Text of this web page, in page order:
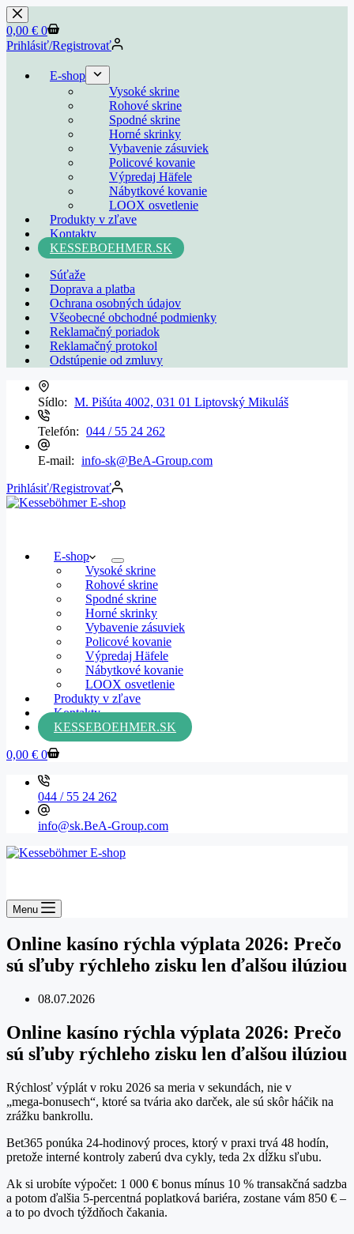
0,00 € 0
Prihlásiť/Registrovať
E-shop
Vysoké skrine
Rohové skrine
Spodné skrine
Horné skrinky
Vybavenie zásuviek
Policové kovanie
Výpredaj Häfele
Nábytkové kovanie
LOOX osvetlenie
Produkty v zľave
Kontakty
KESSEBOEHMER.SK
Súťaže
Doprava a platba
Ochrana osobných údajov
Všeobecné obchodné podmienky
Reklamačný poriadok
Reklamačný protokol
Odstúpenie od zmluvy
Sídlo: M. Pišúta 4002, 031 01 Liptovský Mikuláš
Telefón: 044 / 55 24 262
E-mail: info-sk@BeA-Group.com
Prihlásiť/Registrovať
E-shop
Vysoké skrine
Rohové skrine
Spodné skrine
Horné skrinky
Vybavenie zásuviek
Policové kovanie
Výpredaj Häfele
Nábytkové kovanie
LOOX osvetlenie
Produkty v zľave
Kontakty
KESSEBOEHMER.SK
0,00 € 0
044 / 55 24 262
info@sk.BeA-Group.com
Menu
Online kasíno rýchla výplata 2026: Prečo
sú sľuby rýchleho zisku len ďalšou ilúziou
08.07.2026
Online kasíno rýchla výplata 2026: Prečo
sú sľuby rýchleho zisku len ďalšou ilúziou
Rýchlosť výplát v roku 2026 sa meria v sekundách, nie v
„mega‑bonusech“, ktoré sa tvária ako darček, ale sú skôr háčik na
zrážku bankrollu.
Bet365 ponúka 24‑hodinový proces, ktorý v praxi trvá 48 hodín,
pretože interné kontroly zaberú dva cykly, teda 2x dĺžku sľubu.
Ak si urobíte výpočet: 1 000 € bonus mínus 10 % transakčná sadzba
a potom ďalšia 5‑percentná poplatková bariéra, zostane vám 850 € –
a to po dvoch týždňoch čakania.